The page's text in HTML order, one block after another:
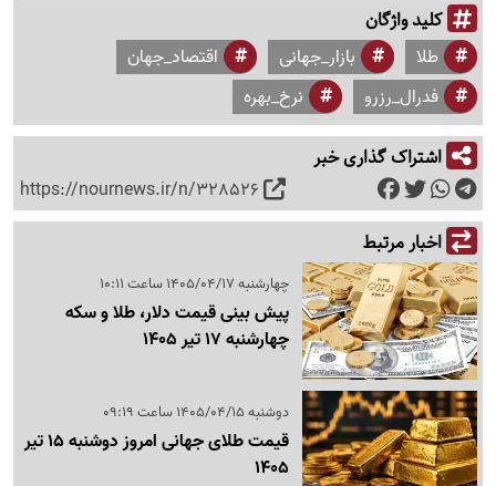
کلید واژگان
طلا بازار_جهانی
اقتصاد_جهان
فدرال_رزرو
نرخ_بهره
اشتراک گذاری خبر
https://nournews.ir/n/328526
اخبار مرتبط
چهارشنبه 1405/04/17 ساعت 10:11
پیش بینی قیمت دلار، طلا و سکه
چهارشنبه 17 تیر 1405
دوشنبه 1405/04/15 ساعت 09:19
قیمت طلای جهانی امروز دوشنبه 15 تیر
1405